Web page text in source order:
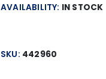
AVAILABILITY: IN STOCK
SKU: 442960